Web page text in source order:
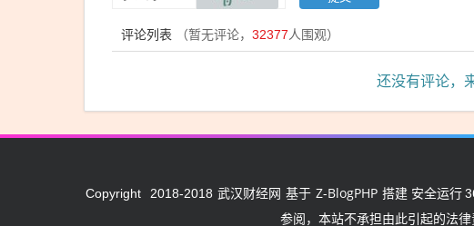
评论列表 （暂无评论， 32377人围观）
还没有评论，
Copyright 2018-2018 武汉财经网 基于 Z-BlogPHP 搭建 安全运行
参阅，本站不承担由此引起的法